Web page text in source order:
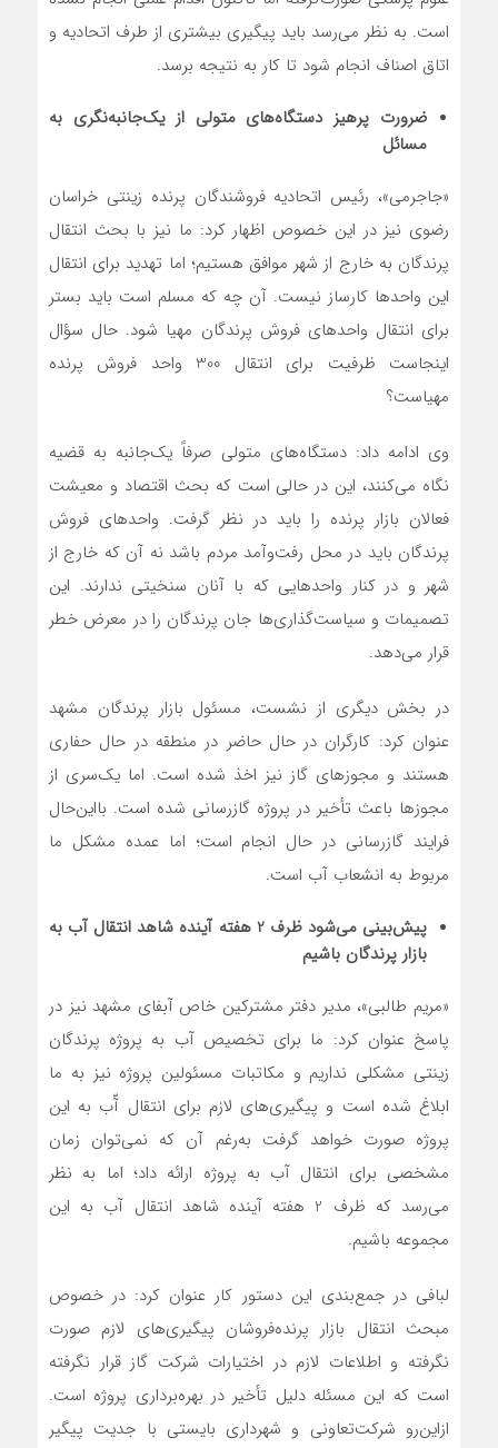
است. به نظر می‌رسد باید پیگیری بیشتری از طرف اتحادیه و
اتاق اصناف انجام شود تا کار به نتیجه برسد.
ضرورت پرهیز دستگاه‌های متولی از یک‌جانبه‌نگری به
مسائل
«جاجرمی»، رئیس اتحادیه فروشندگان پرنده زینتی خراسان
رضوی نیز در این خصوص اظهار کرد: ما نیز با بحث انتقال
پرندگان به خارج از شهر موافق هستیم؛ اما تهدید برای انتقال
این واحدها کارساز نیست. آن چه که مسلم است باید بستر
برای انتقال واحدهای فروش پرندگان مهیا شود. حال سؤال
اینجاست ظرفیت برای انتقال 300 واحد فروش پرنده
مهیاست؟
وی ادامه داد: دستگاه‌های متولی صرفاً یک‌جانبه به قضیه
نگاه می‌کنند، این در حالی است که بحث اقتصاد و معیشت
فعالان بازار پرنده را باید در نظر گرفت. واحدهای فروش
پرندگان باید در محل رفت‌وآمد مردم باشد نه آن که خارج از
شهر و در کنار واحدهایی که با آنان سنخیتی ندارند. این
تصمیمات و سیاست‌گذاری‌ها جان پرندگان را در معرض خطر
قرار می‌دهد.
در بخش دیگری از نشست، مسئول بازار پرندگان مشهد
عنوان کرد: کارگران در حال حاضر در منطقه در حال حفاری
هستند و مجوزهای گاز نیز اخذ شده است. اما یک‌سری از
مجوزها باعث تأخیر در پروژه گازرسانی شده است. بااین‌حال
فرایند گازرسانی در حال انجام است؛ اما عمده مشکل ما
مربوط به انشعاب آب است.
پیش‌بینی می‌شود ظرف 2 هفته آینده شاهد انتقال آب به
بازار پرندگان باشیم
«مریم طالبی»، مدیر دفتر مشترکین خاص آبفای مشهد نیز در
پاسخ عنوان کرد: ما برای تخصیص آب به پروژه پرندگان
زینتی مشکلی نداریم و مکاتبات مسئولین پروژه نیز به ما
ابلاغ شده است و پیگیری‌های لازم برای انتقال آّب به این
پروژه صورت خواهد گرفت به‌رغم آن که نمی‌توان زمان
مشخصی برای انتقال آب به پروژه ارائه داد؛ اما به نظر
می‌رسد که ظرف 2 هفته آینده شاهد انتقال آب به این
مجموعه باشیم.
لبافی در جمع‌بندی این دستور کار عنوان کرد: در خصوص
مبحث انتقال بازار پرنده‌فروشان پیگیری‌های لازم صورت
نگرفته و اطلاعات لازم در اختیارات شرکت گاز قرار نگرفته
است که این مسئله دلیل تأخیر در بهره‌برداری پروژه است.
ازاین‌رو شرکت‌تعاونی و شهرداری بایستی با جدیت پیگیر